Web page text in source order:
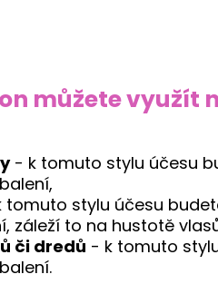
můžete využít
- k tomuto stylu účesu
tomuto stylu účesu
záleží to na hustotě
či dredů - k tomuto